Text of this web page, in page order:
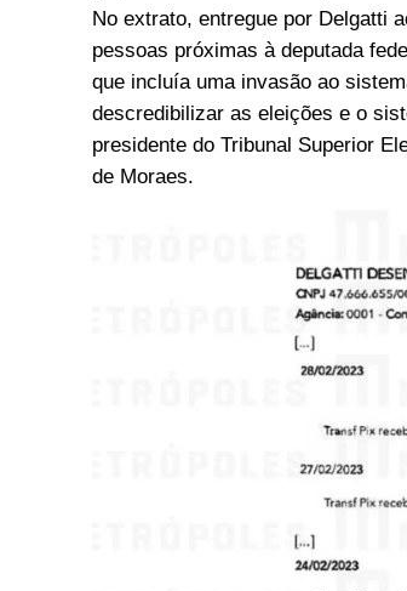
No extrato, entregue por Delgatti
pessoas próximas à deputada
que incluía uma invasão ao
descredibilizar as eleições e o
presidente do Tribunal Superior
de Moraes.